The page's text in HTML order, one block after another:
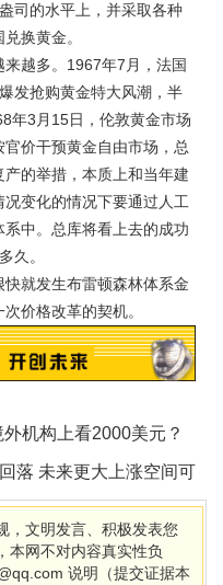
司的水平上，并采取各种
换黄金。
越多。1967年7月，法国
发抢购黄金特大风潮，半
年3月15日，伦敦黄金市场
价干预黄金自由市场，总
的举措，本质上和当年建
变化的情况下要通过人工
中。总库将看上去的成功
久。
就发生布雷顿森林体系金
价格改革的契机。
机构上看2000美元？
落 未来更大上涨空间可
，文明发言、积极发表您
本网不对内容真实性负
说明（提交证据本